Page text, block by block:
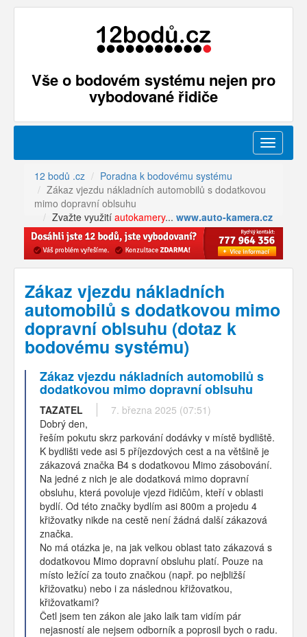
Vše o bodovém systému nejen pro
vybodované řidiče
Menu
12 bodů .cz
Poradna k bodovému systému
Zákaz vjezdu nákladních automobilů s dodatkovou
mimo dopravní oblsuhu
Zvažte využití autokamery... www.auto-kamera.cz
Zákaz vjezdu nákladních
automobilů s dodatkovou mimo
dopravní oblsuhu (dotaz k
bodovému systému)
Zákaz vjezdu nákladních automobilů s
dodatkovou mimo dopravní oblsuhu
TAZATEL
7. března 2025 (07:51)
Dobrý den,
řeším pokutu skrz parkování dodávky v místě bydliště.
K bydlišti vede asi 5 příjezdových cest a na většině je
zákazová značka B4 s dodatkovou Mimo zásobování.
Na jedné z nich je ale dodatková mimo dopravní
obsluhu, která povoluje vjezd řidičům, kteří v oblasti
bydlí. Od této značky bydlím asi 800m a projedu 4
křižovatky nikde na cestě není žádná další zákazová
značka.
No má otázka je, na jak velkou oblast tato zákazová s
dodatkovou Mimo dopravní obsluhu platí. Pouze na
místo ležící za touto značkou (např. po nejbližší
křižovatku) nebo i za následnou křižovatkou,
křižovatkami?
Četl jsem ten zákon ale jako laik tam vidím pár
nejasností ale nejsem odborník a poprosil bych o radu.